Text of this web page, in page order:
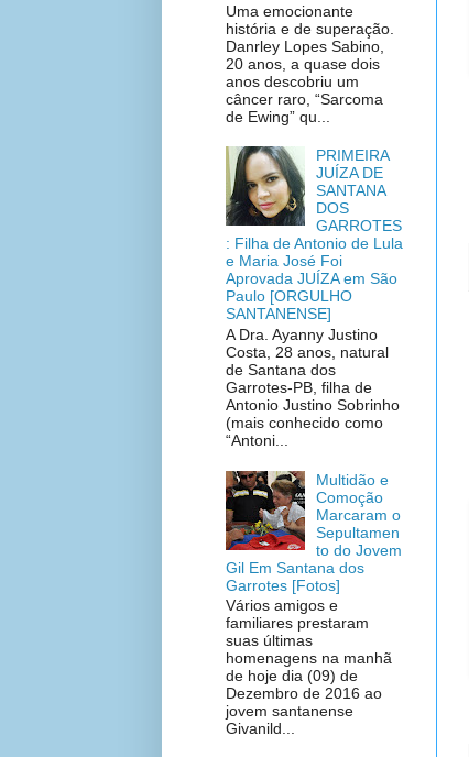
Uma emocionante
história e de superação.
Danrley Lopes Sabino,
20 anos, a quase dois
anos descobriu um
câncer raro, “Sarcoma
de Ewing” qu...
PRIMEIRA
JUÍZA DE
SANTANA
DOS
GARROTES
: Filha de Antonio de Lula
e Maria José Foi
Aprovada JUÍZA em São
Paulo [ORGULHO
SANTANENSE]
A Dra. Ayanny Justino
Costa, 28 anos, natural
de Santana dos
Garrotes-PB, filha de
Antonio Justino Sobrinho
(mais conhecido como
“Antoni...
Multidão e
Comoção
Marcaram o
Sepultamen
to do Jovem
Gil Em Santana dos
Garrotes [Fotos]
Vários amigos e
familiares prestaram
suas últimas
homenagens na manhã
de hoje dia (09) de
Dezembro de 2016 ao
jovem santanense
Givanild...